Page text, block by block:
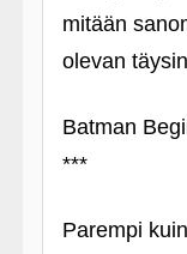
mitään
olevan
Batman
***
Parempi